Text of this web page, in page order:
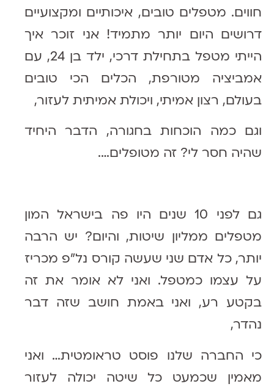
חווים. מטפלים טובים, איכותיים ומקצועיים
דרושים היום יותר מתמיד! אני זוכר איך
הייתי מטפל בתחילת דרכי, ילד בן 24, עם
אמביציה מטורפת, הכלים הכי טובים
בעולם, רצון אמיתי, ויכולת אמיתית לעזור,
וגם כמה הוכחות בחגורה, הדבר היחיד
שהיה חסר לי? זה מטופלים….
גם לפני 10 שנים היו פה בישראל המון
מטפלים ממליון שיטות, והיום? יש הרבה
יותר, כל אדם שני שעשה קורס נל״פ מכריז
על עצמו כמטפל. ואני לא אומר את זה
בקטע רע, ואני באמת חושב שזה דבר
נהדר,
כי החברה שלנו פוסט טראומטית… ואני
מאמין שכמעט כל שיטה יכולה לעזור